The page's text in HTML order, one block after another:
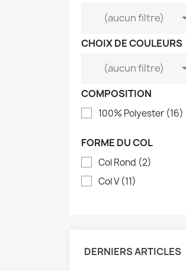
(aucun filtre)
CHOIX DE COULEURS
(aucun filtre)
COMPOSITION
100% Polyester (16)
FORME DU COL
Col Rond (2)
Col V(11)
DERNIERS ARTICLES